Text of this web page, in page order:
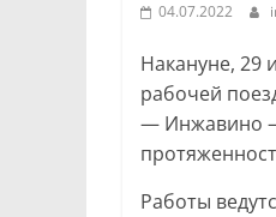
04.07.2022
Накануне, 29
рабочей
— Инжавино
Работы